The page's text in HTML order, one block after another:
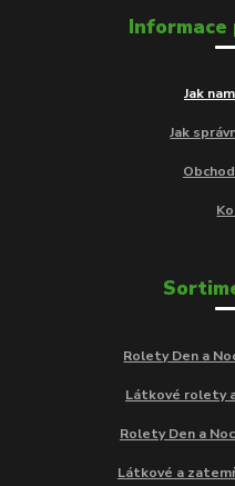
Informace
Jak
Jak
Rolety Den a
Látkové rolety
Rolety Den a
Látkové a